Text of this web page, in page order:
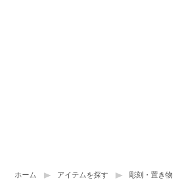
ホーム アイテムを探す 彫刻・置き物